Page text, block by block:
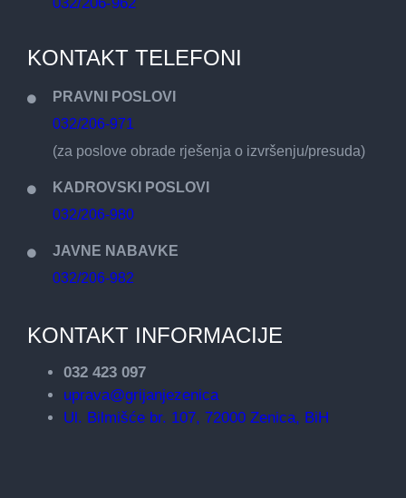
032/206-962
KONTAKT TELEFONI
PRAVNI POSLOVI
032/206-971
(za poslove obrade rješenja o izvršenju/presuda)
KADROVSKI POSLOVI
032/206-980
JAVNE NABAVKE
032/206-982
KONTAKT INFORMACIJE
032 423 097
uprava@grijanjezenica
Ul. Bilmišće br. 107, 72000 Zenica, BiH